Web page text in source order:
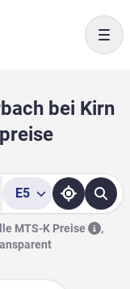
bei Kirn
E5
MTS-K Preise
,